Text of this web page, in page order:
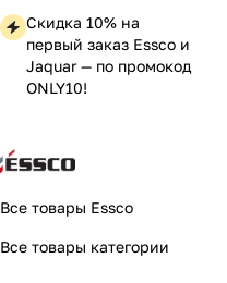
Скидка 10% на
первый заказ Essco и
Jaquar — по промокод
ONLY10!
Все товары Essco
Все товары категории